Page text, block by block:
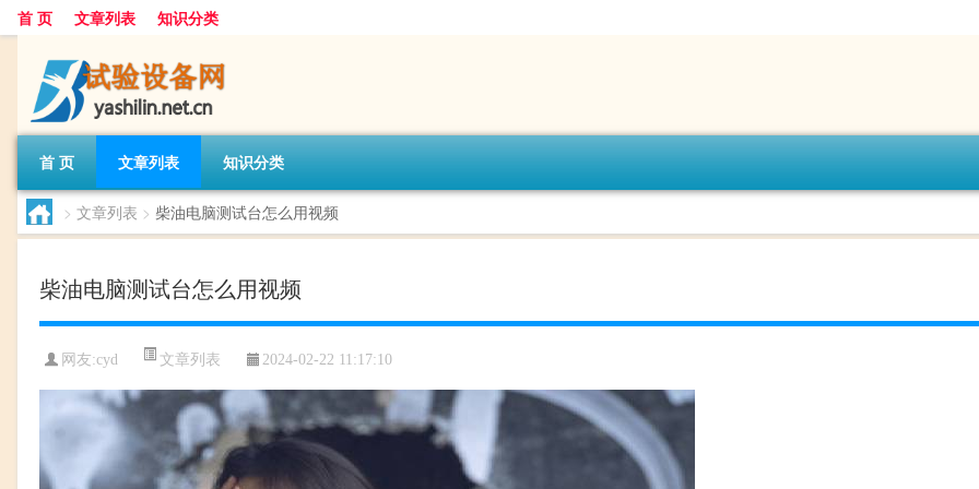
首 页 文章列表 知识分类
首 页 文章列表 知识分类
> 文章列表 > 柴油电脑测试台怎么用视频
柴油电脑测试台怎么用视频
网友:cyd 文章列表 2024-02-22 11:17:10